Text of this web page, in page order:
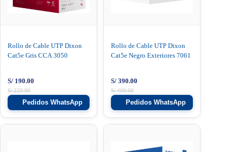
Rollo de Cable UTP Dixon
Cat5e Gris CCA 3050
S/220.00
S/ 190.00
Pedidos WhatsApp
Rollo de Cable UTP Dixon
Cat5e Negro Exteriores 7061
S/400.00
S/ 390.00
Pedidos WhatsApp